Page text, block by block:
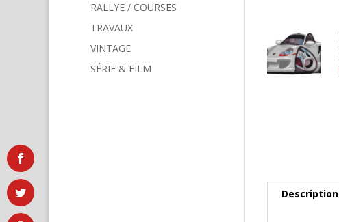
Description
RALLYE / COURSES
TRAVAUX
VINTAGE
SÉRIE & FILM